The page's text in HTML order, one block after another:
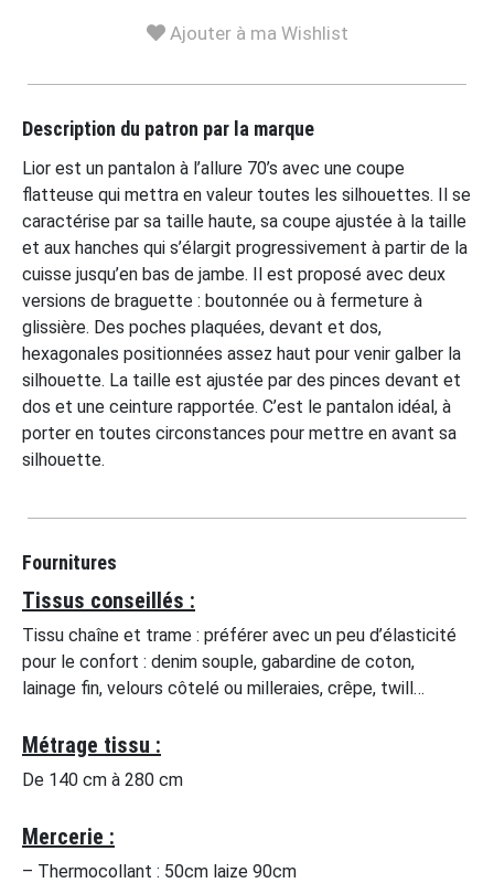
Ajouter à ma Wishlist
Description du patron par la marque
Lior est un pantalon à l’allure 70’s avec une coupe
flatteuse qui mettra en valeur toutes les silhouettes. Il se
caractérise par sa taille haute, sa coupe ajustée à la taille
et aux hanches qui s’élargit progressivement à partir de la
cuisse jusqu’en bas de jambe. Il est proposé avec deux
versions de braguette : boutonnée ou à fermeture à
glissière. Des poches plaquées, devant et dos,
hexagonales positionnées assez haut pour venir galber la
silhouette. La taille est ajustée par des pinces devant et
dos et une ceinture rapportée. C’est le pantalon idéal, à
porter en toutes circonstances pour mettre en avant sa
silhouette.
Fournitures
Tissus conseillés :
Tissu chaîne et trame : préférer avec un peu d’élasticité
pour le confort : denim souple, gabardine de coton,
lainage fin, velours côtelé ou milleraies, crêpe, twill…
Métrage tissu :
De 140 cm à 280 cm
Mercerie :
– Thermocollant : 50cm laize 90cm